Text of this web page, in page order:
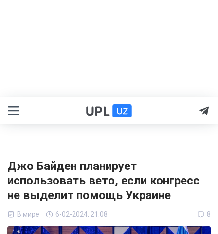
Джо Байден планирует
использовать вето, если конгресс
не выделит помощь Украине
В мире 6-02-2024, 21:08 8